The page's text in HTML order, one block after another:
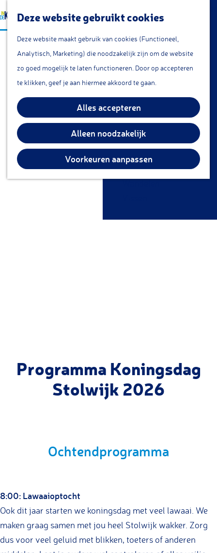
Deze website gebruikt cookies
Deze website maakt gebruik van cookies (Functioneel,
Analytisch, Marketing) die noodzakelijk zijn om de website
zo goed mogelijk te laten functioneren. Door op accepteren
te klikken, geef je aan hiermee akkoord te gaan.
Alles accepteren
Alleen noodzakelijk
Voorkeuren aanpassen
a
Z
e
k
e
n
e
n
u
Snacks
Cafe & Bar
Restaurants
Theetuin
IJs
Groepsarrangementen
Streekproducten
KOM DOEN
Fietsen
Programma Koningsdag
Stolwijk 2026
Ochtendprogramma
8:00: Lawaaioptocht
Ook dit jaar starten we koningsdag met veel lawaai. We
maken graag samen met jou heel Stolwijk wakker. Zorg
dus voor veel geluid met blikken, toeters of anderen